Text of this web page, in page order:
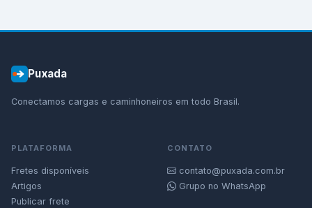
Puxada
Conectamos cargas e caminhoneiros em todo Brasil.
PLATAFORMA
Fretes disponíveis
Artigos
Publicar frete
CONTATO
contato@puxada.com.br
Grupo no WhatsApp